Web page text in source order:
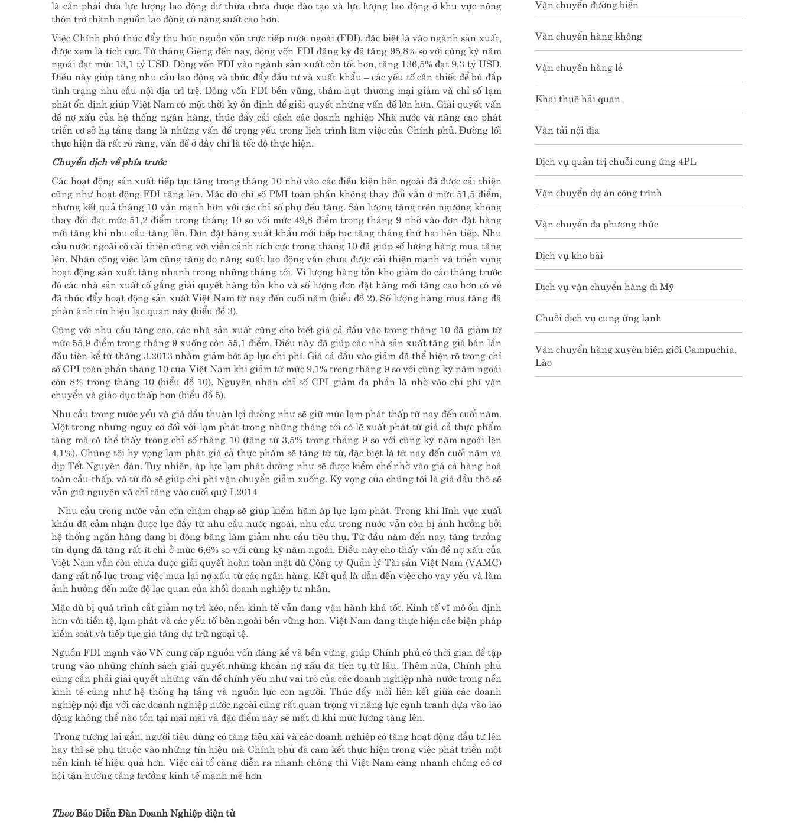
là cần phải đưa lực lượng lao động dư thừa chưa được đào tạo và lực lượng lao động ở khu vực nông
thôn trở thành nguồn lao động có năng suất cao hơn.
Việc Chính phủ thúc đẩy thu hút nguồn vốn trực tiếp nước ngoài (FDI), đặc biệt là vào ngành sản xuất,
được xem là tích cực. Từ tháng Giêng đến nay, dòng vốn FDI đăng ký đã tăng 95,8% so với cùng kỳ năm
ngoái đạt mức 13,1 tỷ USD. Dòng vốn FDI vào ngành sản xuất còn tốt hơn, tăng 136,5% đạt 9,3 tỷ USD.
Điều này giúp tăng nhu cầu lao động và thúc đẩy đầu tư và xuất khẩu – các yếu tố cần thiết để bù đắp
tình trạng nhu cầu nội địa trì trệ. Dòng vốn FDI bền vững, thâm hụt thương mại giảm và chỉ số lạm
phát ổn định giúp Việt Nam có một thời kỳ ổn định để giải quyết những vấn đề lớn hơn. Giải quyết vấn
đề nợ xấu của hệ thống ngân hàng, thúc đẩy cải cách các doanh nghiệp Nhà nước và nâng cao phát
triển cơ sở hạ tầng đang là những vấn đề trọng yếu trong lịch trình làm việc của Chính phủ. Đường lối
thực hiện đã rất rõ ràng, vấn đề ở đây chỉ là tốc độ thực hiện.
Chuyển dịch về phía trước
Các hoạt động sản xuất tiếp tục tăng trong tháng 10 nhờ vào các điều kiện bên ngoài đã được cải thiện
cũng như hoạt động FDI tăng lên. Mặc dù chỉ số PMI toàn phần không thay đổi vẫn ở mức 51,5 điểm,
nhưng kết quả tháng 10 vẫn mạnh hơn với các chỉ số phụ đều tăng. Sản lượng tăng trên ngưỡng không
thay đổi đạt mức 51,2 điểm trong tháng 10 so với mức 49,8 điểm trong tháng 9 nhờ vào đơn đặt hàng
mới tăng khi nhu cầu tăng lên. Đơn đặt hàng xuất khẩu mới tiếp tục tăng tháng thứ hai liên tiếp. Nhu
cầu nước ngoài có cải thiện cùng với viễn cảnh tích cực trong tháng 10 đã giúp số lượng hàng mua tăng
lên. Nhân công việc làm cũng tăng do năng suất lao động vẫn chưa được cải thiện mạnh và triển vọng
hoạt động sản xuất tăng nhanh trong những tháng tới. Vì lượng hàng tồn kho giảm do các tháng trước
đó các nhà sản xuất cố gắng giải quyết hàng tồn kho và số lượng đơn đặt hàng mới tăng cao hơn có vẻ
đã thúc đẩy hoạt động sản xuất Việt Nam từ nay đến cuối năm (biểu đồ 2). Số lượng hàng mua tăng đã
phản ánh tín hiệu lạc quan này (biểu đồ 3).
Cùng với nhu cầu tăng cao, các nhà sản xuất cũng cho biết giá cả đầu vào trong tháng 10 đã giảm từ
mức 55,9 điểm trong tháng 9 xuống còn 55,1 điểm. Điều này đã giúp các nhà sản xuất tăng giá bán lần
đầu tiên kể từ tháng 3.2013 nhằm giảm bớt áp lực chi phí. Giá cả đầu vào giảm đã thể hiện rõ trong chỉ
số CPI toàn phần tháng 10 của Việt Nam khi giảm từ mức 9,1% trong tháng 9 so với cùng kỳ năm ngoái
còn 8% trong tháng 10 (biểu đồ 10). Nguyên nhân chỉ số CPI giảm đa phần là nhờ vào chi phí vận
chuyển và giáo dục thấp hơn (biểu đồ 5).
Nhu cầu trong nước yếu và giá dầu thuận lợi dường như sẽ giữ mức lạm phát thấp từ nay đến cuối năm.
Một trong nhưng nguy cơ đối với lạm phát trong những tháng tới có lẽ xuất phát từ giá cả thực phẩm
tăng mà có thể thấy trong chỉ số tháng 10 (tăng từ 3,5% trong tháng 9 so với cùng kỳ năm ngoái lên
4,1%). Chúng tôi hy vọng lạm phát giá cả thực phẩm sẽ tăng từ từ, đặc biệt là từ nay đến cuối năm và
dịp Tết Nguyên đán. Tuy nhiên, áp lực lạm phát dường như sẽ được kiềm chế nhờ vào giá cả hàng hoá
toàn cầu thấp, và từ đó sẽ giúp chi phí vận chuyển giảm xuống. Kỳ vọng của chúng tôi là giá dầu thô sẽ
vẫn giữ nguyên và chỉ tăng vào cuối quý I.2014
Nhu cầu trong nước vẫn còn chậm chạp sẽ giúp kiềm hãm áp lực lạm phát. Trong khi lĩnh vực xuất
khẩu đã cảm nhận được lực đẩy từ nhu cầu nước ngoài, nhu cầu trong nước vẫn còn bị ảnh hưởng bởi
hệ thống ngân hàng đang bị đóng băng làm giảm nhu cầu tiêu thụ. Từ đầu năm đến nay, tăng trưởng
tín dụng đã tăng rất ít chỉ ở mức 6,6% so với cùng kỳ năm ngoái. Điều này cho thấy vấn đề nợ xấu của
Việt Nam vẫn còn chưa được giải quyết hoàn toàn mặt dù Công ty Quản lý Tài sản Việt Nam (VAMC)
đang rất nỗ lực trong việc mua lại nợ xấu từ các ngân hàng. Kết quả là dẫn đến việc cho vay yếu và làm
ảnh hưởng đến mức độ lạc quan của khối doanh nghiệp tư nhân.
Mặc dù bị quá trình cắt giảm nợ trì kéo, nền kinh tế vẫn đang vận hành khá tốt. Kinh tế vĩ mô ổn định
hơn với tiền tệ, lạm phát và các yếu tố bên ngoài bền vững hơn. Việt Nam đang thực hiện các biện pháp
kiểm soát và tiếp tục gia tăng dự trữ ngoại tệ.
Nguồn FDI mạnh vào VN cung cấp nguồn vốn đáng kể và bền vững, giúp Chính phủ có thời gian để tập
trung vào những chính sách giải quyết những khoản nợ xấu đã tích tụ từ lâu. Thêm nữa, Chính phủ
cũng cần phải giải quyết những vấn đề chính yếu như vai trò của các doanh nghiệp nhà nước trong nền
kinh tế cũng như hệ thống hạ tầng và nguồn lực con người. Thúc đẩy mối liên kết giữa các doanh
nghiệp nội địa với các doanh nghiệp nước ngoài cũng rất quan trọng vì năng lực cạnh tranh dựa vào lao
động không thể nào tồn tại mãi mãi và đặc điểm này sẽ mất đi khi mức lương tăng lên.
Trong tương lai gần, người tiêu dùng có tăng tiêu xài và các doanh nghiệp có tăng hoạt động đầu tư lên
hay thì sẽ phụ thuộc vào những tín hiệu mà Chính phủ đã cam kết thực hiện trong việc phát triển một
nền kinh tế hiệu quả hơn. Việc cải tổ càng diễn ra nhanh chóng thì Việt Nam càng nhanh chóng có cơ
hội tận hưởng tăng trưởng kinh tế mạnh mẽ hơn
TheoBáo Diễn Đàn Doanh Nghiệp điện tử
Vận chuyển đường biển
Vận chuyển hàng không
Vận chuyển hàng lẻ
Khai thuê hải quan
Vận tải nội địa
Dịch vụ quản trị chuỗi cung ứng 4PL
Vận chuyển dự án công trình
Vận chuyển đa phương thức
Dịch vụ kho bãi
Dịch vụ vận chuyển hàng đi Mỹ
Chuỗi dịch vụ cung ứng lạnh
Vận chuyển hàng xuyên biên giới Campuchia,
Lào